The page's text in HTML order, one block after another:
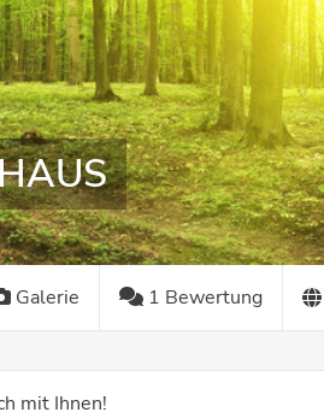
Galerie 1 Bewertung
mit Ihnen!